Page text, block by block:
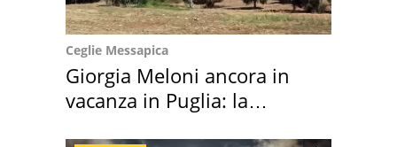
Ceglie Messapica
Giorgia Meloni ancora in
vacanza in Puglia: la